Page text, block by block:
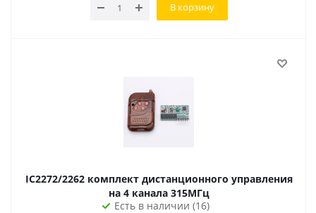
В корзину
IC2272/2262 комплект дистанционного управления
на 4 канала 315МГц
Есть в наличии (16)